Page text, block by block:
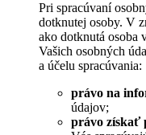
Pri spracúvaní
dotknutej osoby. V
ako dotknutá osoba
Vašich osobných
a účelu spracúvania:
právo na
údajov;
právo získať